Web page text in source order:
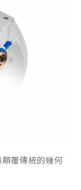
覆傳統的幾何